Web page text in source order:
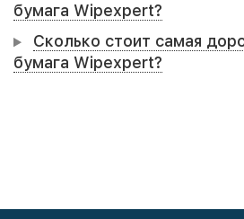
бумага Wipexpert?
Сколько стоит самая
бумага Wipexpert?